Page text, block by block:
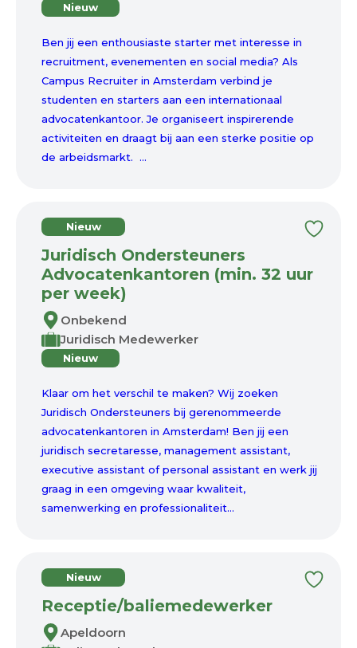
Nieuw
Ben jij een enthousiaste starter met interesse in
recruitment, evenementen en social media? Als
Campus Recruiter in Amsterdam verbind je
studenten en starters aan een internationaal
advocatenkantoor. Je organiseert inspirerende
activiteiten en draagt bij aan een sterke positie op
de arbeidsmarkt. ...
Nieuw
Juridisch Ondersteuners
Advocatenkantoren (min. 32 uur
per week)
Onbekend
Juridisch Medewerker
Nieuw
Klaar om het verschil te maken? Wij zoeken
Juridisch Ondersteuners bij gerenommeerde
advocatenkantoren in Amsterdam! Ben jij een
juridisch secretaresse, management assistant,
executive assistant of personal assistant en werk jij
graag in een omgeving waar kwaliteit,
samenwerking en professionaliteit...
Nieuw
Receptie/baliemedewerker
Apeldoorn